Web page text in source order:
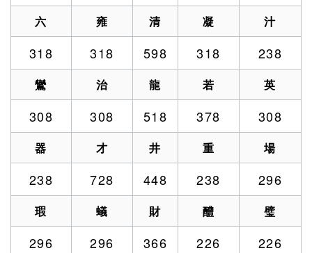
六 雍 清 凝 汁
318 318 598 318 238
鸞 治 龍 若 英
308 308 518 378 308
器 才 井 重 場
238 728 448 238 296
瑕 蟻 財 醴 璧
296 296 366 226 226